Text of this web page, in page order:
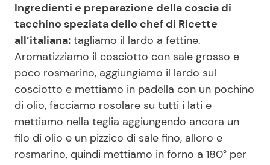
Contattaci
Pubblicità
Privacy Policy
Ingredienti e preparazione della coscia di
tacchino speziata dello chef di Ricette
all’italiana: tagliamo il lardo a fettine.
Aromatizziamo il cosciotto con sale grosso e
poco rosmarino, aggiungiamo il lardo sul
cosciotto e mettiamo in padella con un pochino
di olio, facciamo rosolare su tutti i lati e
mettiamo nella teglia aggiungendo ancora un
filo di olio e un pizzico di sale fino, alloro e
rosmarino, quindi mettiamo in forno a 180° per